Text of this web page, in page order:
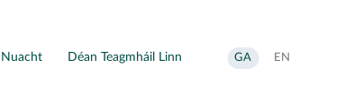
Nuacht Déan Teagmháil Linn
Aistrigh
go
GA
Change
EN